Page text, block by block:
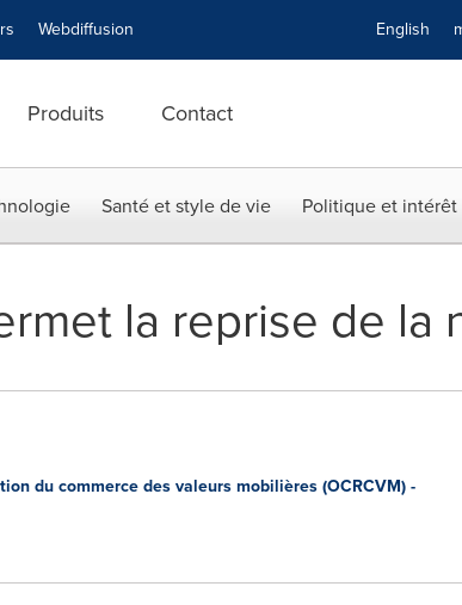
Webdiffusion English
Produits Contact
Santé et style de vie Politique et
la reprise de la
du commerce des valeurs mobilières (OCRCVM) -